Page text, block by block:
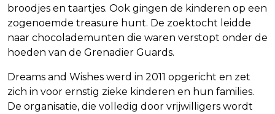
broodjes en taartjes. Ook gingen de kinderen op een
zogenoemde treasure hunt. De zoektocht leidde
naar chocolademunten die waren verstopt onder de
hoeden van de Grenadier Guards.
Dreams and Wishes werd in 2011 opgericht en zet
zich in voor ernstig zieke kinderen en hun families.
De organisatie, die volledig door vrijwilligers wordt